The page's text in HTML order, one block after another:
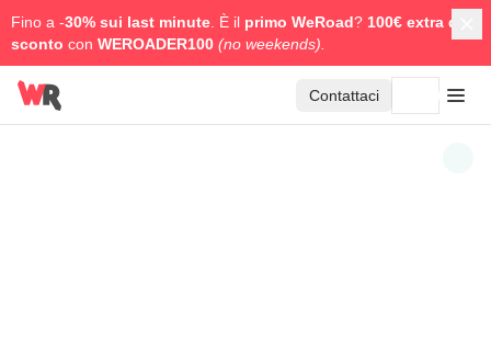
Fino a -30% sui last minute . È il primo WeRoad? 100€ extra di
sconto con WEROADER100 (no weekends).
Contattaci